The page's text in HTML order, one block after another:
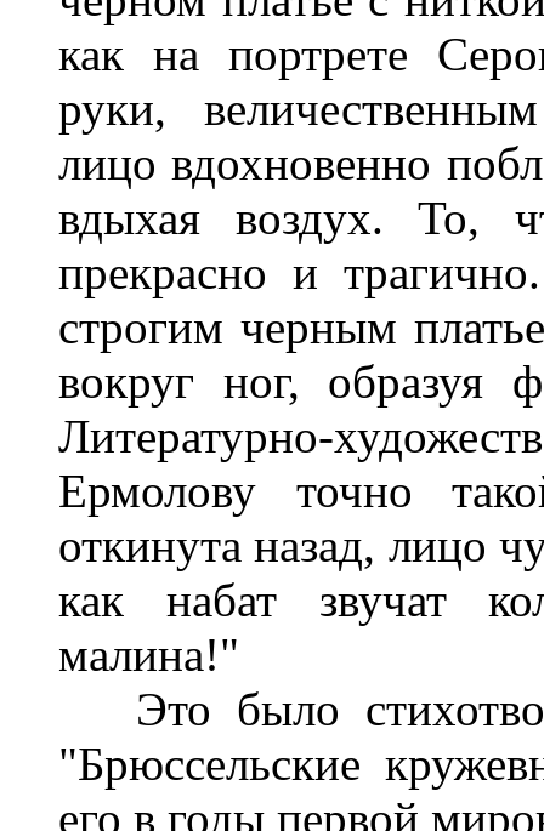
как на портрете
руки,
лицо вдохновенно
вдыхая воздух. То,
прекрасно и
строгим черным
вокруг ног, образуя
Литературно-
Ермолову точно
откинута назад, лицо
как набат звучат
малина!"
Это было
"Брюссельские
его в годы первой